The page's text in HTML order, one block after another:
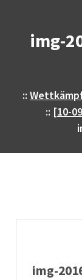
img-
::
:: [10-
img-